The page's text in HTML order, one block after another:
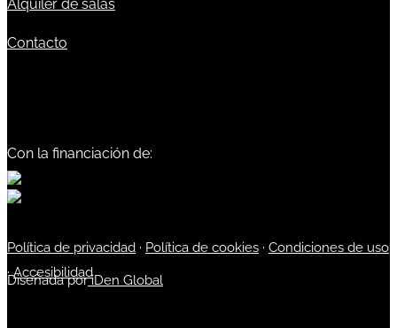
Alquiler de salas
Contacto
Con la financiación de:
Política de privacidad · Política de cookies · Condiciones de uso
·Accesibilidad
Diseñada poriDen Global